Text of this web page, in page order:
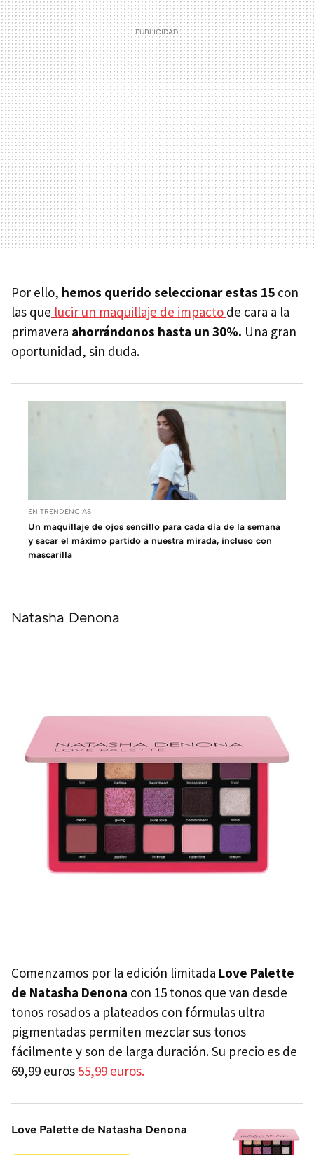
Por ello, hemos querido seleccionar estas 15 con
las que lucir un maquillaje de impacto de cara a la
primavera ahorrándonos hasta un 30%. Una gran
oportunidad, sin duda.
EN TRENDENCIAS
Un maquillaje de ojos sencillo para cada día de la semana
y sacar el máximo partido a nuestra mirada, incluso con
mascarilla
Natasha Denona
Comenzamos por la edición limitada Love Palette
de Natasha Denona con 15 tonos que van desde
tonos rosados a plateados con fórmulas ultra
pigmentadas permiten mezclar sus tonos
fácilmente y son de larga duración. Su precio es de
69,99 euros 55,99 euros.
Love Palette de Natasha Denona